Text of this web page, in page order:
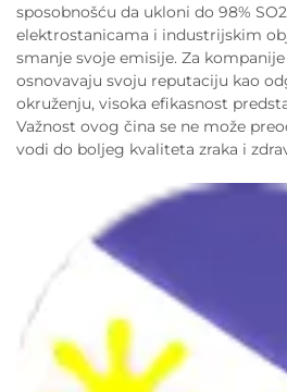
sposobnošću da ukloni do 98%
elektrostanicama i industrijskim
smanje svoje emisije. Za
osnovavaju svoju reputaciju kao
okruženju, visoka efikasnost
Važnost ovog čina se ne može
vodi do boljeg kvaliteta zraka i